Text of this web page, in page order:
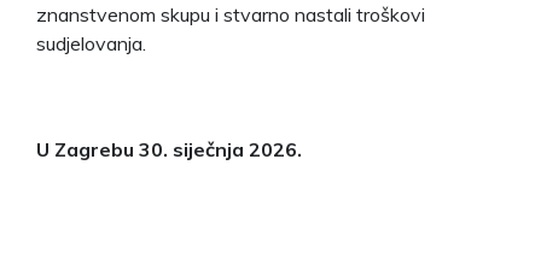
znanstvenom skupu i stvarno nastali troškovi
sudjelovanja.
U Zagrebu 30. siječnja 2026.